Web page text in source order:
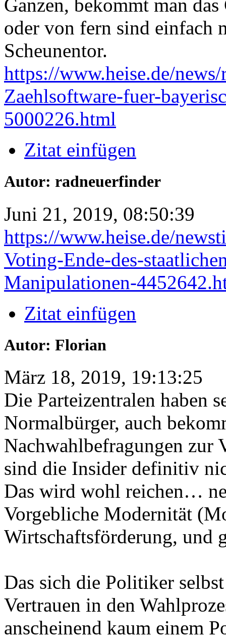
Ganzen, bekommt man
oder von fern sind einfach
Scheunentor.
https://www.heise.de/
Zaehlsoftware-fuer-
5000226.html
Zitat einfügen
Autor: radneuerfinder
Juni 21, 2019, 08:50:39
https://www.heise.de/
Voting-Ende-des-
Manipulationen-
Zitat einfügen
Autor: Florian
März 18, 2019, 19:13:25
Die Parteizentralen haben
Normalbürger, auch
Nachwahlbefragungen zur
sind die Insider definitiv
Das wird wohl reichen…
Vorgebliche Modernität
Wirtschaftsförderung, und
Das sich die Politiker
Vertrauen in den
anscheinend kaum einem